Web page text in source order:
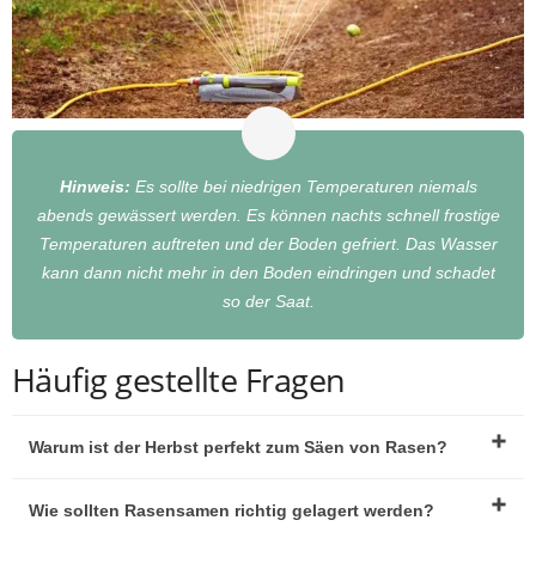
Hinweis: Es sollte bei niedrigen Temperaturen niemals
abends gewässert werden. Es können nachts schnell frostige
Temperaturen auftreten und der Boden gefriert. Das Wasser
kann dann nicht mehr in den Boden eindringen und schadet
so der Saat.
Häufig gestellte Fragen
Warum ist der Herbst perfekt zum Säen von Rasen?
Wie sollten Rasensamen richtig gelagert werden?